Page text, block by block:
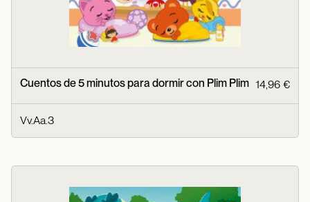
Cuentos de 5 minutos para dormir con Plim Plim 14,96 €
Vv.Aa.3